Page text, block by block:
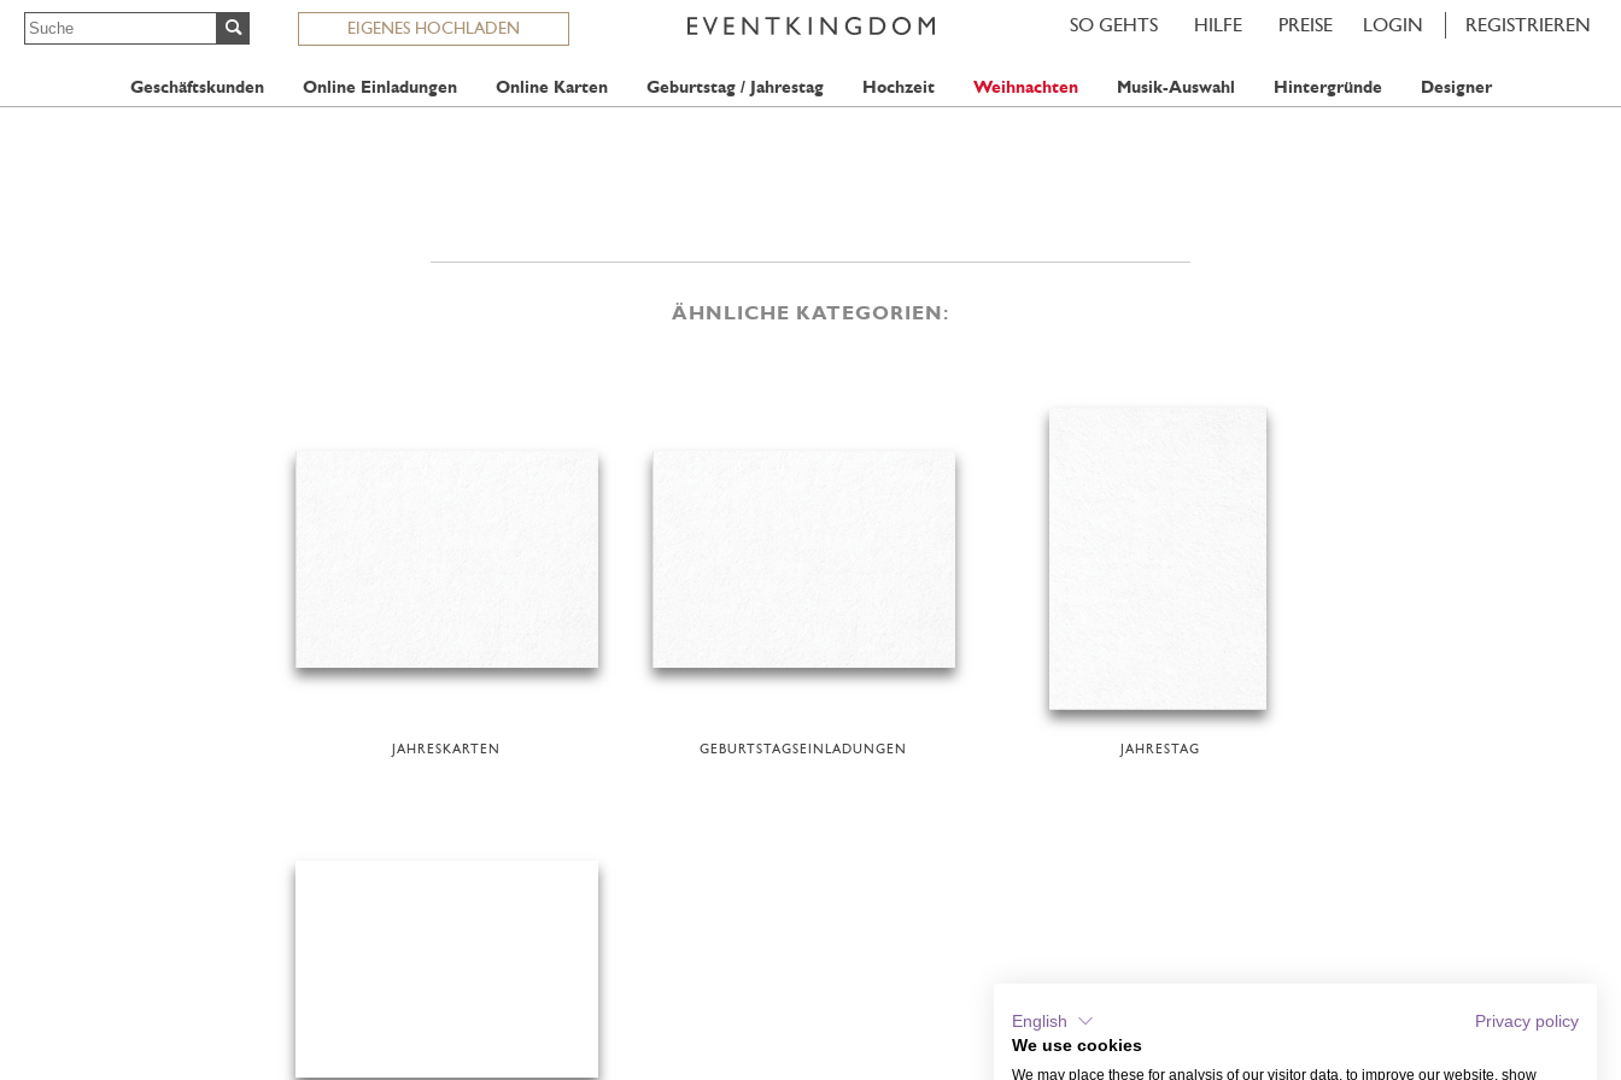
EIGENES HOCHLADEN LOGIN REGISTRIEREN
PREISE
HILFE
SO GEHTS
Geschäftskunden Online Einladungen Online Karten Geburtstag / Jahrestag Hochzeit Weihnachten Musik-Auswahl Hintergründe Designer
ÄHNLICHE KATEGORIEN:
JAHRESKARTEN GEBURTSTAGSEINLADUNGEN JAHRESTAG
English
Privacy policy
We use cookies
We may place these for analysis of our visitor data, to improve our website, show